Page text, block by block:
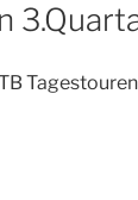
Tagestouren